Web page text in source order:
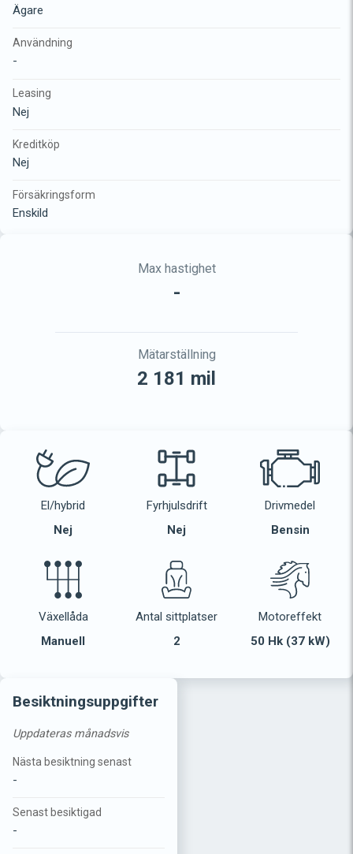
Ägare
Användning
-
Leasing
Nej
Kreditköp
Nej
Försäkringsform
Enskild
Max hastighet
-
Mätarställning
2 181 mil
El/hybrid
Nej
Fyrhjulsdrift
Nej
Drivmedel
Bensin
Växellåda
Manuell
Antal sittplatser
2
Motoreffekt
50 Hk (37 kW)
Besiktningsuppgifter
Uppdateras månadsvis
Nästa besiktning senast
-
Senast besiktigad
-